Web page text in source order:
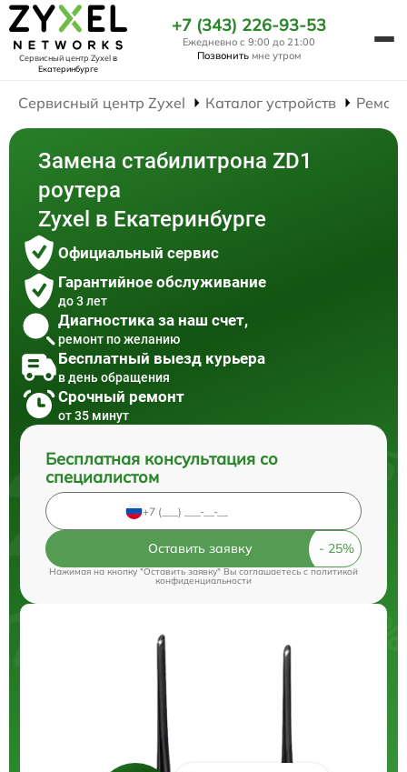
Сервисный центр Zyxelв
Екатеринбурге
+7 (343) 226-93-53
Ежедневно с 9:00 до 21:00
Позвонить мне утром
Сервисный центр Zyxel Каталог устройств
Замена стабилитрона ZD1
роутера
Zyxel в Екатеринбурге
Официальный сервис
Гарантийное обслуживание
до 3 лет
Диагностика за наш счет,
ремонт по желанию
Бесплатный выезд курьера
в день обращения
Срочный ремонт
от 35 минут
Бесплатная консультация со
специалистом
Оставить заявку
Нажимая на кнопку "Оставить заявку" Вы соглашаетесь cполитикой
конфиденциальности